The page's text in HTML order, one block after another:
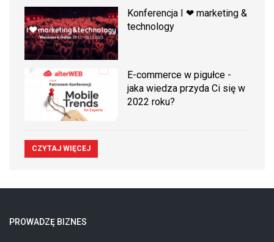
Konferencja I ❤ marketing &
technology
E-commerce w pigułce -
jaka wiedza przyda Ci się w
2022 roku?
CZYTAJ WIĘCEJ
PROWADZĘ BIZNES